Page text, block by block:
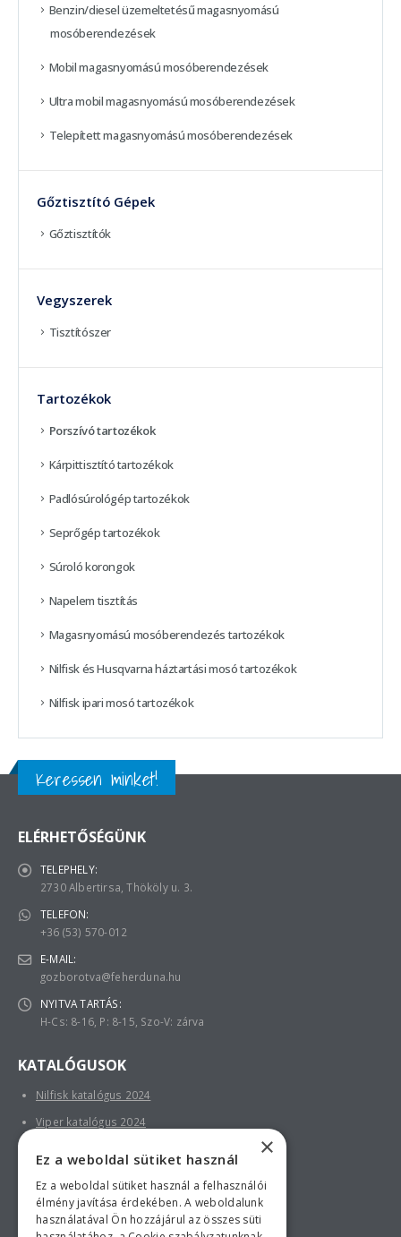
Benzin/diesel üzemeltetésű magasnyomású
mosóberendezések
Mobil magasnyomású mosóberendezések
Ultra mobil magasnyomású mosóberendezések
Telepített magasnyomású mosóberendezések
Gőztisztító Gépek
Gőztisztítók
Vegyszerek
Tisztítószer
Tartozékok
Porszívó tartozékok
Kárpittisztító tartozékok
Padlósúrológép tartozékok
Seprőgép tartozékok
Súroló korongok
Napelem tisztítás
Magasnyomású mosóberendezés tartozékok
Nilfisk és Husqvarna háztartási mosó tartozékok
Nilfisk ipari mosó tartozékok
Keressen minket!
ELÉRHETŐSÉGÜNK
TELEPHELY:
2730 Albertirsa, Thököly u. 3.
TELEFON:
+36 (53) 570-012
E-MAIL:
gozborotva@feherduna.hu
NYITVA TARTÁS:
H-Cs: 8-16, P: 8-15, Szo-V: zárva
KATALÓGUSOK
Nilfisk katalógus 2024
Viper katalógus 2024
×
Ez a weboldal sütiket használ
Ez a weboldal sütiket használ a felhasználói
élmény javítása érdekében. A weboldalunk
használatával Ön hozzájárul az összes süti